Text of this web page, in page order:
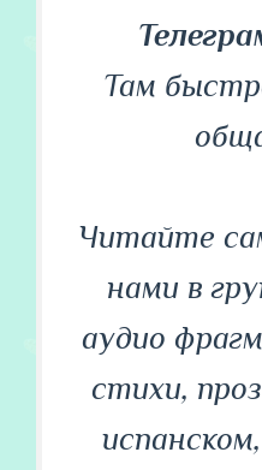
Там
Читайте
нами в
аудио
стихи,